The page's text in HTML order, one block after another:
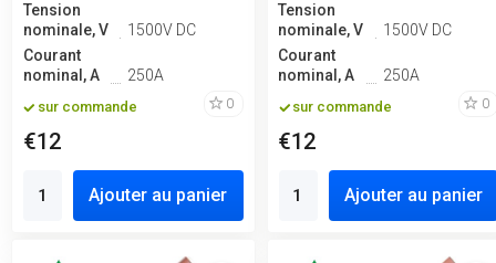
Tension
nominale, V
1500V DC
Courant
nominal, A
250A
sur commande 0
€12
Ajouter au panier
Tension
nominale, V
1500V DC
Courant
nominal, A
250A
sur commande 0
€12
Ajouter au panier